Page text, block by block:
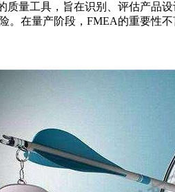
质量工具，旨在识别、评估产品
。在量产阶段，FMEA的重要性